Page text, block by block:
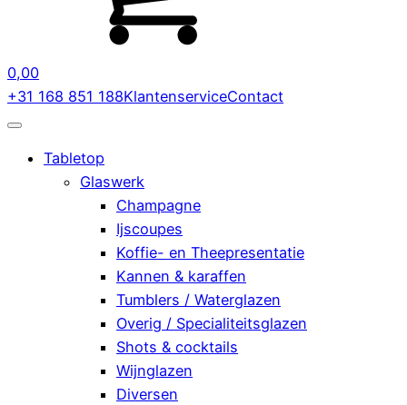
0,00
+31 168 851 188KlantenserviceContact
Tabletop
Glaswerk
Champagne
Ijscoupes
Koffie- en Theepresentatie
Kannen & karaffen
Tumblers / Waterglazen
Overig / Specialiteitsglazen
Shots & cocktails
Wijnglazen
Diversen